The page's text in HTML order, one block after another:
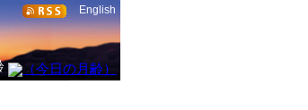
English